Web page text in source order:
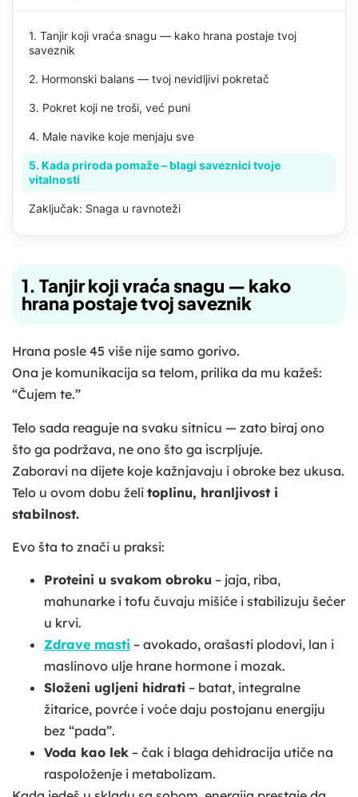
1. Tanjir koji vraća snagu — kako hrana postaje tvoj
saveznik
2. Hormonski balans — tvoj nevidljivi pokretač
3. Pokret koji ne troši, već puni
4. Male navike koje menjaju sve
5. Kada priroda pomaže – blagi saveznici tvoje
vitalnosti
Zaključak: Snaga u ravnoteži
1. Tanjir koji vraća snagu — kako
hrana postaje tvoj saveznik
Hrana posle 45 više nije samo gorivo.
Ona je komunikacija sa telom, prilika da mu kažeš:
“Čujem te.”
Telo sada reaguje na svaku sitnicu — zato biraj ono
što ga podržava, ne ono što ga iscrpljuje.
Zaboravi na dijete koje kažnjavaju i obroke bez ukusa.
Telo u ovom dobu želi toplinu, hranljivost i
stabilnost.
Evo šta to znači u praksi:
Proteini u svakom obroku – jaja, riba,
mahunarke i tofu čuvaju mišiće i stabilizuju šećer
u krvi.
Zdrave masti – avokado, orašasti plodovi, lan i
maslinovo ulje hrane hormone i mozak.
Složeni ugljeni hidrati – batat, integralne
žitarice, povrće i voće daju postojanu energiju
bez “pada”.
Voda kao lek – čak i blaga dehidracija utiče na
raspoloženje i metabolizam.